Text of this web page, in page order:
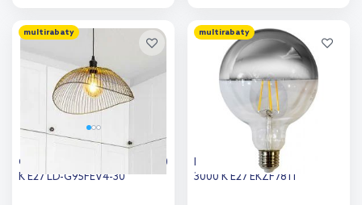
Dodaj do
porównania
Dodaj do
porównania
multirabaty
GTV żarówka LED 1x4 W 3000
K E27 LD-G95FEV4-30
multirabaty
Milagro żarówka LED 1x7 W
3000 K E27 EKZF7811